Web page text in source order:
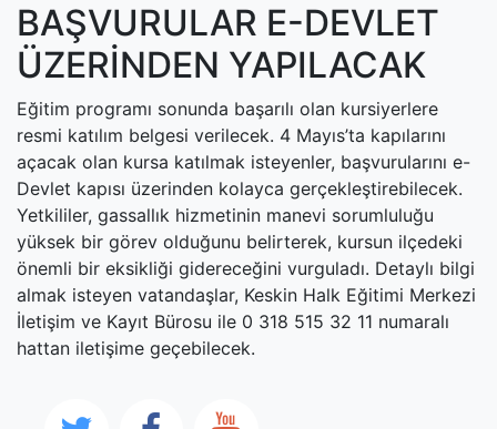
BAŞVURULAR E-DEVLET
ÜZERİNDEN YAPILACAK
Eğitim programı sonunda başarılı olan kursiyerlere
resmi katılım belgesi verilecek. 4 Mayıs’ta kapılarını
açacak olan kursa katılmak isteyenler, başvurularını e-
Devlet kapısı üzerinden kolayca gerçekleştirebilecek.
Yetkililer, gassallık hizmetinin manevi sorumluluğu
yüksek bir görev olduğunu belirterek, kursun ilçedeki
önemli bir eksikliği gidereceğini vurguladı. Detaylı bilgi
almak isteyen vatandaşlar, Keskin Halk Eğitimi Merkezi
İletişim ve Kayıt Bürosu ile 0 318 515 32 11 numaralı
hattan iletişime geçebilecek.